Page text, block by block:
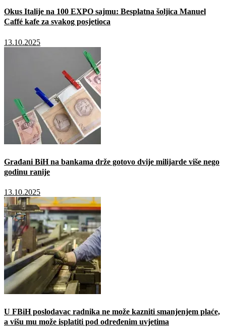
Okus Italije na 100 EXPO sajmu: Besplatna šoljica Manuel
Caffé kafe za svakog posjetioca
13.10.2025
Građani BiH na bankama drže gotovo dvije milijarde više nego
godinu ranije
13.10.2025
U FBiH poslodavac radnika ne može kazniti smanjenjem plaće,
a višu mu može isplatiti pod određenim uvjetima